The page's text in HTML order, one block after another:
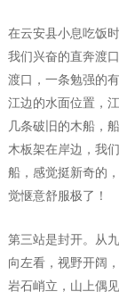
在云安县小息吃饭
我们兴奋的直奔渡
渡口，一条勉强的
江边的水面位置，
几条破旧的木船，
木板架在岸边，我
船，感觉挺新奇的
觉惬意舒服极了！
第三站是封开。从
向左看，视野开阔
岩石峭立，山上偶